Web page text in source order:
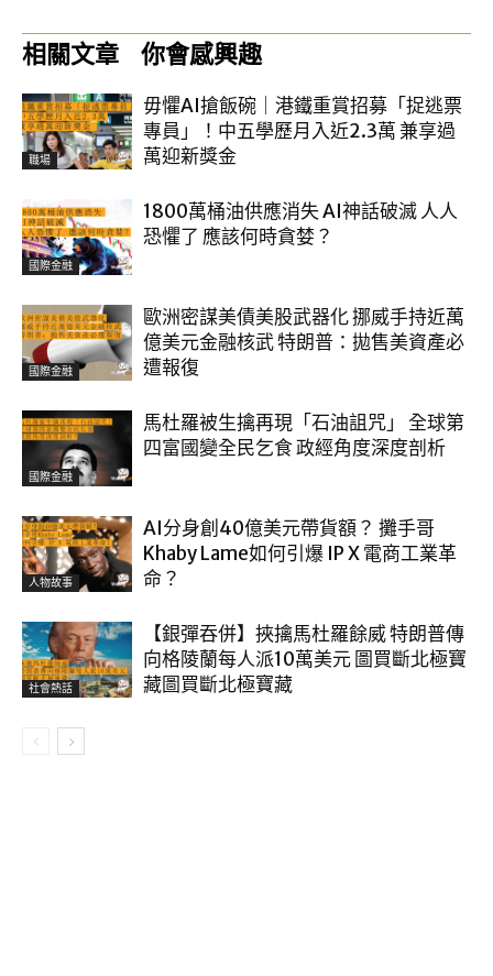
相關文章 你會感興趣
職場
毋懼AI搶飯碗｜港鐵重賞招募「捉逃票
專員」！中五學歷月入近2.3萬 兼享過
萬迎新獎金
國際金融
1800萬桶油供應消失 AI神話破滅 人人
恐懼了 應該何時貪婪？
國際金融
歐洲密謀美債美股武器化 挪威手持近萬
億美元金融核武 特朗普：拋售美資產必
遭報復
國際金融
馬杜羅被生擒再現「石油詛咒」 全球第
四富國變全民乞食 政經角度深度剖析
人物故事
AI分身創40億美元帶貨額？ 攤手哥
Khaby Lame如何引爆 IP X 電商工業革
命？
社會熱話
【銀彈吞併】挾擒馬杜羅餘威 特朗普傳
向格陵蘭每人派10萬美元 圖買斷北極寶
藏圖買斷北極寶藏